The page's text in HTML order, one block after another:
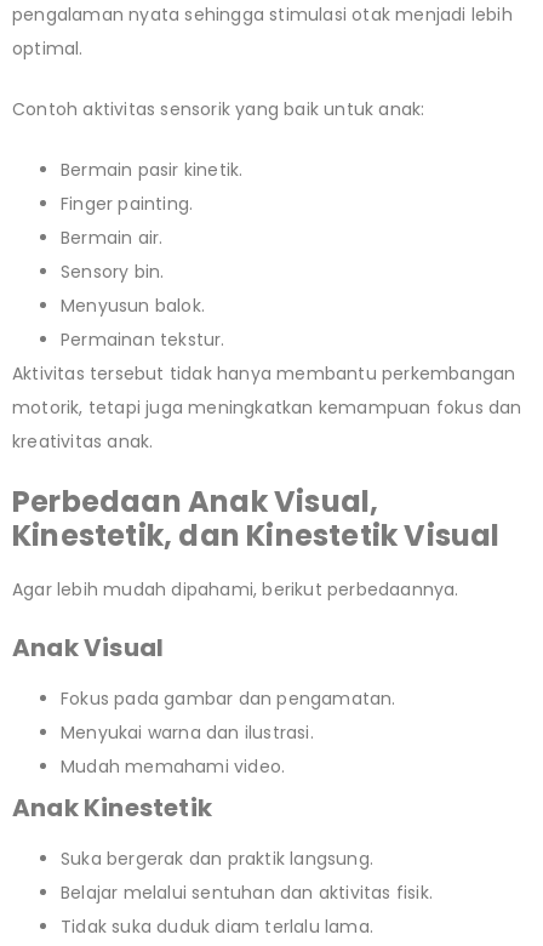
pengalaman nyata sehingga stimulasi otak menjadi lebih
optimal.
Contoh aktivitas sensorik yang baik untuk anak:
Bermain pasir kinetik.
Finger painting.
Bermain air.
Sensory bin.
Menyusun balok.
Permainan tekstur.
Aktivitas tersebut tidak hanya membantu perkembangan
motorik, tetapi juga meningkatkan kemampuan fokus dan
kreativitas anak.
Perbedaan Anak Visual,
Kinestetik, dan Kinestetik Visual
Agar lebih mudah dipahami, berikut perbedaannya.
Anak Visual
Fokus pada gambar dan pengamatan.
Menyukai warna dan ilustrasi.
Mudah memahami video.
Anak Kinestetik
Suka bergerak dan praktik langsung.
Belajar melalui sentuhan dan aktivitas fisik.
Tidak suka duduk diam terlalu lama.